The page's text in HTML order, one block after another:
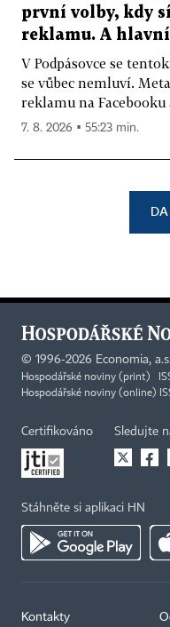
první volby, kdy
reklamu. A
V Podpásovce se
se vůbec nemluví.
reklamu na Facebooku
7. 8. 2026 ▪ 55:23 min.
© 1996-2026 Economia,
Hospodářské noviny (print)
Hospodářské noviny (online)
Certifikováno Sledujte
Stáhněte si aplikaci HN
Kontakty